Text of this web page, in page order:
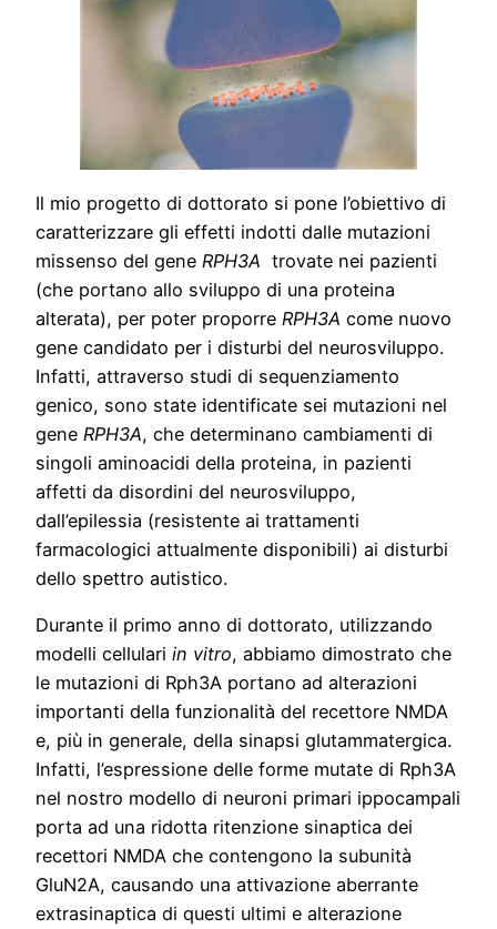
Il mio progetto di dottorato si pone l’obiettivo di
caratterizzare gli effetti indotti dalle mutazioni
missenso del gene RPH3A trovate nei pazienti
(che portano allo sviluppo di una proteina
alterata), per poter proporre RPH3A come nuovo
gene candidato per i disturbi del neurosviluppo.
Infatti, attraverso studi di sequenziamento
genico, sono state identificate sei mutazioni nel
gene RPH3A, che determinano cambiamenti di
singoli aminoacidi della proteina, in pazienti
affetti da disordini del neurosviluppo,
dall’epilessia (resistente ai trattamenti
farmacologici attualmente disponibili) ai disturbi
dello spettro autistico.
Durante il primo anno di dottorato, utilizzando
modelli cellulari in vitro, abbiamo dimostrato che
le mutazioni di Rph3A portano ad alterazioni
importanti della funzionalità del recettore NMDA
e, più in generale, della sinapsi glutammatergica.
Infatti, l’espressione delle forme mutate di Rph3A
nel nostro modello di neuroni primari ippocampali
porta ad una ridotta ritenzione sinaptica dei
recettori NMDA che contengono la subunità
GluN2A, causando una attivazione aberrante
extrasinaptica di questi ultimi e alterazione